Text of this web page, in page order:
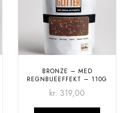
BRONZE – MED
REGNBUEEFFEKT – 110G
kr. 319,00